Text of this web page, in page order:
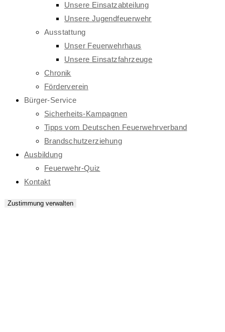
Unsere Einsatzabteilung
Unsere Jugendfeuerwehr
Ausstattung
Unser Feuerwehrhaus
Unsere Einsatzfahrzeuge
Chronik
Förderverein
Bürger-Service
Sicherheits-Kampagnen
Tipps vom Deutschen Feuerwehrverband
Brandschutzerziehung
Ausbildung
Feuerwehr-Quiz
Kontakt
Zustimmung verwalten